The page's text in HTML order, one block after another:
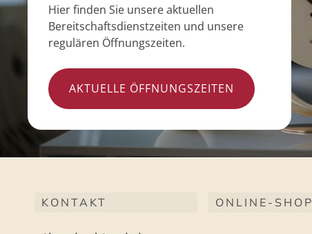
Hier finden Sie unsere aktuellen
Bereitschaftsdienstzeiten und unsere
regulären Öffnungszeiten.
AKTUELLE ÖFFNUNGSZEITEN
KONTAKT ONLINE-SHOP